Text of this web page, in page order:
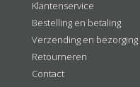
Klantenservice
Bestelling en betaling
Verzending en bezorging
Retourneren
Contact